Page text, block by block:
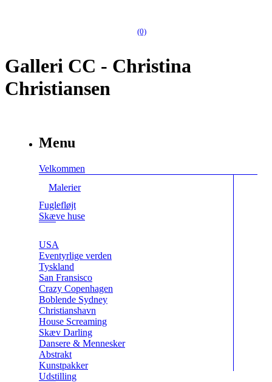
(0)
Galleri CC - Christina
Christiansen
Menu
Velkommen
Malerier
Fuglefløjt
Skæve huse
USA
Eventyrlige verden
Tyskland
San Fransisco
Crazy Copenhagen
Boblende Sydney
Christianshavn
House Screaming
Skæv Darling
Dansere & Mennesker
Abstrakt
Kunstpakker
Udstilling